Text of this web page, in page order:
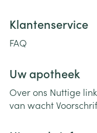
Klantenservice
FAQ
Uw apotheek
Over ons Nuttige
van wacht